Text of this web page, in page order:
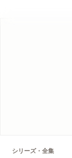
シリーズ・全集